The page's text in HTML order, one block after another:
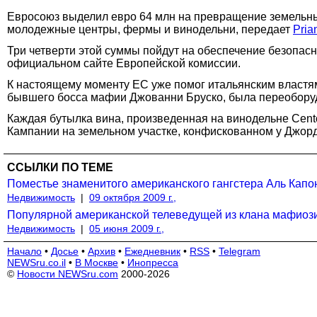
Евросоюз выделил евро 64 млн на превращение
молодежные центры, фермы и винодельни, передает
Три четверти этой суммы пойдут на обеспечение
официальном сайте Европейской комиссии.
К настоящему моменту ЕС уже помог итальянским
бывшего босса мафии Джованни Бруско, была
Каждая бутылка вина, произведенная на винодельне
Кампании на земельном участке, конфискованном у
ССЫЛКИ ПО ТЕМЕ
Поместье знаменитого американского гангстера Аль
Недвижимость | 09 октября 2009 г.,
Популярной американской телеведущей из клана
Недвижимость | 05 июня 2009 г.,
Начало • Досье • Архив • Ежедневник • RSS • Telegram
NEWSru.co.il • В Москве • Инопресса
© Новости NEWSru.com 2000-2026